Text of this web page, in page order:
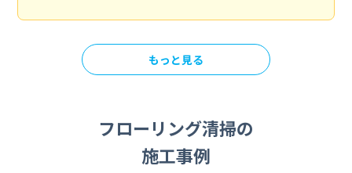
もっと見る
フローリング清掃の
施工事例